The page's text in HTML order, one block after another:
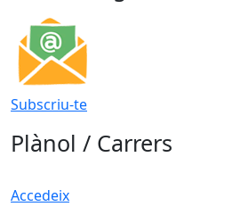
Subscriu-te
Plànol / Carrers
Accedeix